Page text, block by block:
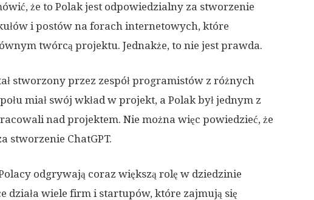
że to Polak jest odpowiedzialny za stworzenie
i postów na forach internetowych, które
twórcą projektu. Jednakże, to nie jest prawda.
stworzony przez zespół programistów z różnych
miał swój wkład w projekt, a Polak był jednym z
nad projektem. Nie można więc powiedzieć, że
stworzenie ChatGPT.
odgrywają coraz większą rolę w dziedzinie
działa wiele firm i startupów, które zajmują się